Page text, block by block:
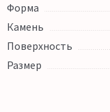
Форма
Камень
Поверхность
Размер